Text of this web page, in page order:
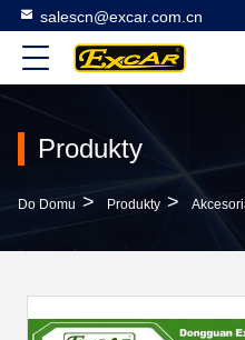
salescn@excar.com.cn
Produkty
Do Domu > Produkty >